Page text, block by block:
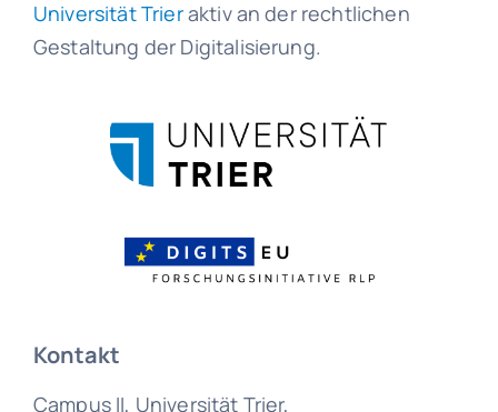
Universität Trieraktiv an der rechtlichen
Gestaltung der Digitalisierung.
Kontakt
Campus II, Universität Trier,